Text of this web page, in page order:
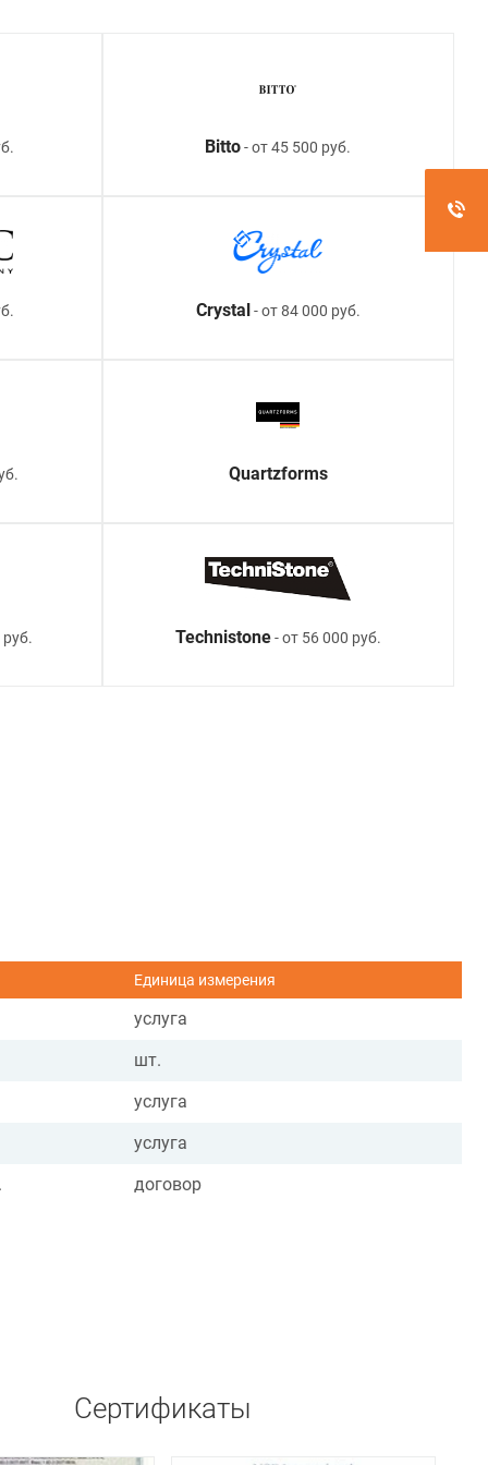
Bitto- от 45 500 руб.
Crystal - от 84 000 руб.
Quartzforms
Technistone- от 56 000 руб.
Единица измерения
услуга
шт.
услуга
услуга
договор
Сертификаты